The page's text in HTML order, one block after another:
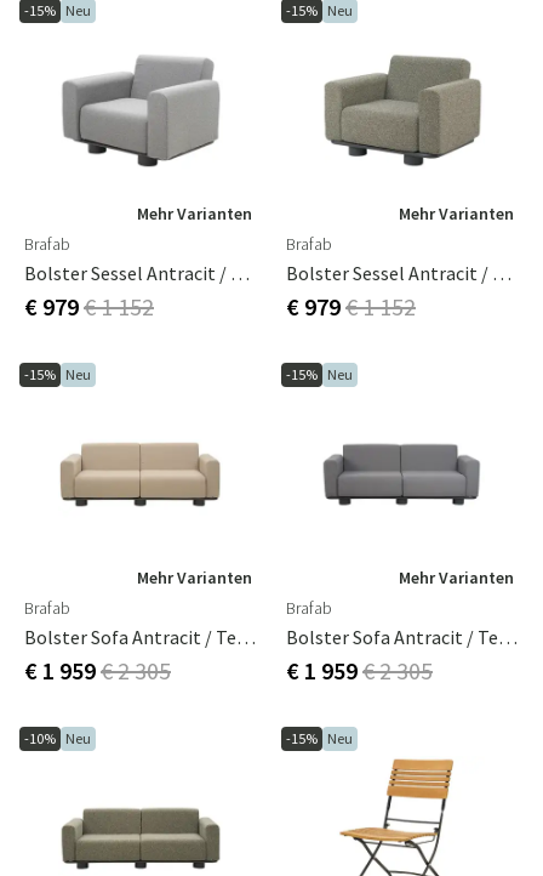
-15% Neu
Mehr Varianten
Brafab
Bolster Sessel Antracit / Teddy Grey
€ 979€ 1 152
-15% Neu
Mehr Varianten
Brafab
Bolster Sessel Antracit / Teddy Verde
€ 979€ 1 152
-15% Neu
Mehr Varianten
Brafab
Bolster Sofa Antracit / Teddy Beige
€ 1 959€ 2 305
-15% Neu
Mehr Varianten
Brafab
Bolster Sofa Antracit / Teddy Grey
€ 1 959€ 2 305
-10% Neu -15% Neu